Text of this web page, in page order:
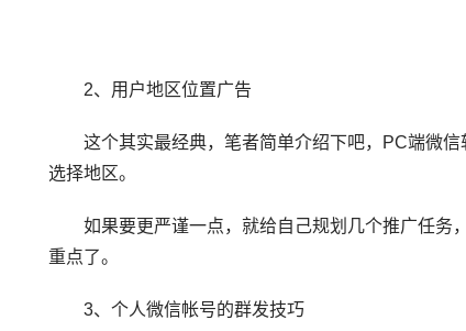
2、用户地区位置广告
这个其实最经典，笔者简单介绍下吧，PC端微信
选择地区。
如果要更严谨一点，就给自己规划几个推广任务，
重点了。
3、个人微信帐号的群发技巧